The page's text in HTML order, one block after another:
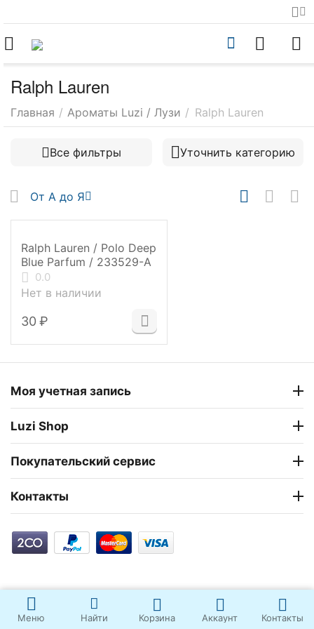
Ralph Lauren
Главная / Ароматы Luzi / Лузи / Ralph Lauren
Все фильтры Уточнить категорию
От А до Я
Ralph Lauren / Polo Deep
Blue Parfum / 233529-А
0.0
Нет в наличии
‍30‍ ₽
Моя учетная запись
Luzi Shop
Покупательский сервис
Контакты
Меню Найти Корзина Аккаунт Контакты